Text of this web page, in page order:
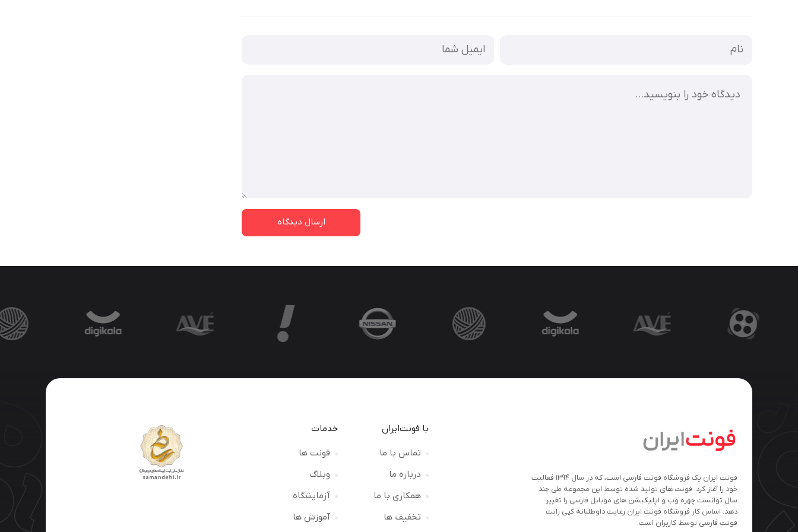
فونت ایران یک فروشگاه فونت فارسی است، که در سال ۱۳۹۴ فعالیت
خود را آغاز کرد. فونت های تولید شده توسط این مجموعه طی چند
سال توانست چهره وب و اپلیکیشن های موبایل فارسی را تغییر
دهد. اساس کار فروشگاه فونت ایران رعایت داوطلبانه کپی رایت
فونت فارسی توسط کاربران است.
با فونت‌ایران
تماس با ما
درباره ما
همکاری با ما
تخفیف ها
خدمات
فونت ها
وبلاگ
آزمایشگاه
آموزش ها